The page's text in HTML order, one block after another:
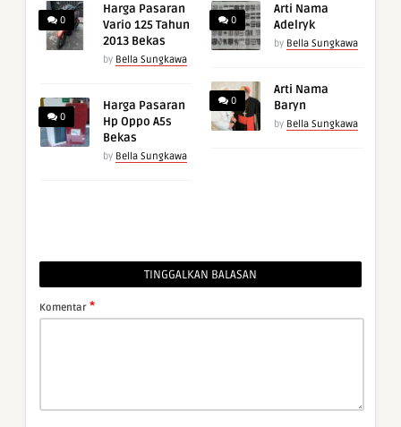
0
Harga Pasaran
Vario 125 Tahun
2013 Bekas
by Bella Sungkawa
0
Harga Pasaran
Hp Oppo A5s
Bekas
by Bella Sungkawa
0
Arti Nama
Adelryk
by Bella Sungkawa
0
Arti Nama
Baryn
by Bella Sungkawa
TINGGALKAN BALASAN
Komentar *